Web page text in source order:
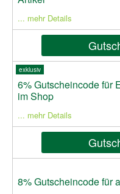
... mehr Details
6% Gutscheincode für
im Shop
exklusiv
... mehr Details
8% Gutscheincode für